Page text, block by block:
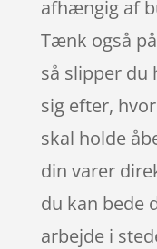
afhængig af
Tænk også
så slipper du
sig efter,
skal holde
din varer
du kan bede
arbejde i